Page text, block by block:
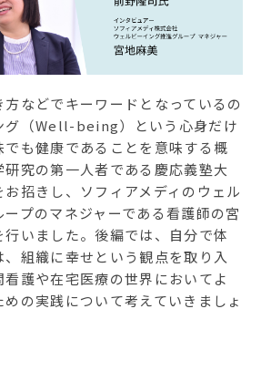
ィアについて
ーション一覧
などでキーワードとなっているの
グ（Well-being）という心身だけ
も健康であることを意味する概
究の第一人者である慶応義塾大
招きし、ソフィアメディのウェル
プのマネジャーである看護師の宮
いました。後編では、自分で体
組織に幸せという観点を取り入
護や在宅医療の世界においてよ
の実践について考えていきましょ